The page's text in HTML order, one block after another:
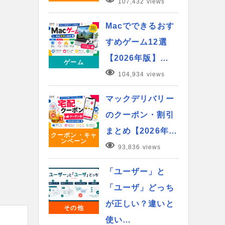
ゲーム
Macでできるおす
すめゲーム12選
【2026年版】…
104,934 views
クーポン・キャ
ンペーン
マックデリバリー
のクーポン・割引
まとめ【2026年…
93,836 views
その他
「ユーザー」と
「ユーザ」どっち
が正しい？違いと
使い…